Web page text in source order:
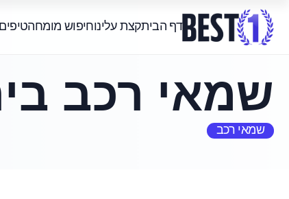
דף הביתקצת עלינוחיפוש מומחה
שמאי רכב
שמאי רכב